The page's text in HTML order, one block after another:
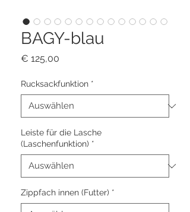
BAGY-blau
€ 125,00
Rucksackfunktion *
Leiste für die Lasche
(Laschenfunktion) *
Zippfach innen (Futter) *